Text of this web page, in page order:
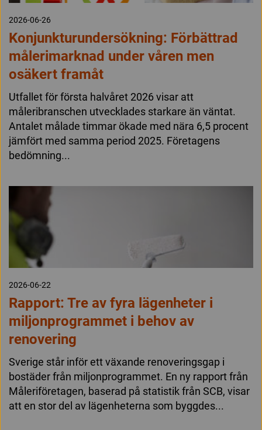
2026-06-26
Konjunkturundersökning: Förbättrad
målerimarknad under våren men
osäkert framåt
Utfallet för första halvåret 2026 visar att
måleribranschen utvecklades starkare än väntat.
Antalet målade timmar ökade med nära 6,5 procent
jämfört med samma period 2025. Företagens
bedömning...
2026-06-22
Rapport: Tre av fyra lägenheter i
miljonprogrammet i behov av
renovering
Sverige står inför ett växande renoveringsgap i
bostäder från miljonprogrammet. En ny rapport från
Måleriföretagen, baserad på statistik från SCB, visar
att en stor del av lägenheterna som byggdes...